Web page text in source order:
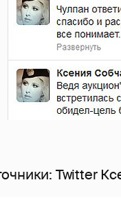
Twitter